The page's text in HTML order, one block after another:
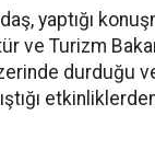
yaptığı
ve Turizm
durduğu